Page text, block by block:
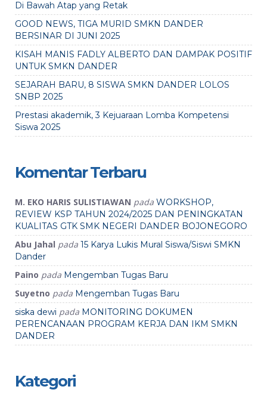
Di Bawah Atap yang Retak
GOOD NEWS, TIGA MURID SMKN DANDER
BERSINAR DI JUNI 2025
KISAH MANIS FADLY ALBERTO DAN DAMPAK POSITIF
UNTUK SMKN DANDER
SEJARAH BARU, 8 SISWA SMKN DANDER LOLOS
SNBP 2025
Prestasi akademik, 3 Kejuaraan Lomba Kompetensi
Siswa 2025
Komentar Terbaru
M. EKO HARIS SULISTIAWAN pada WORKSHOP,
REVIEW KSP TAHUN 2024/2025 DAN PENINGKATAN
KUALITAS GTK SMK NEGERI DANDER BOJONEGORO
Abu Jahal pada 15 Karya Lukis Mural Siswa/Siswi SMKN
Dander
Paino pada Mengemban Tugas Baru
Suyetno pada Mengemban Tugas Baru
siska dewi pada MONITORING DOKUMEN
PERENCANAAN PROGRAM KERJA DAN IKM SMKN
DANDER
Kategori